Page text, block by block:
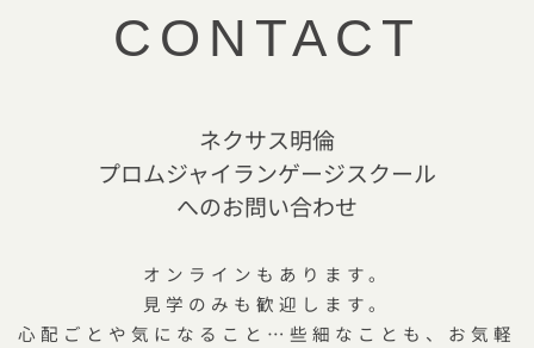
CONTACT
ネクサス明倫
プロムジャイランゲージスクール
へのお問い合わせ
オンラインもあります。
見学のみも歓迎します。
心配ごとや気になること…些細なことも、お気軽